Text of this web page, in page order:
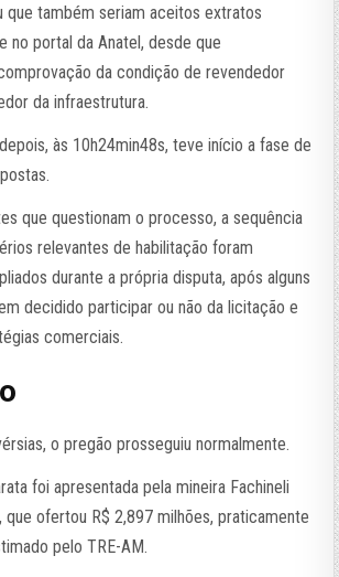
que também seriam aceitos extratos
no portal da Anatel, desde que
da condição de revendedor
da infraestrutura.
às 10h24min48s, teve início a fase de
que questionam o processo, a sequência
relevantes de habilitação foram
durante a própria disputa, após alguns
decidido participar ou não da licitação e
comerciais.
o pregão prosseguiu normalmente.
foi apresentada pela mineira Fachineli
que ofertou R$ 2,897 milhões, praticamente
pelo TRE-AM.